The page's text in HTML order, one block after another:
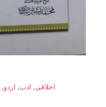
اخلاقی, ادب, اردو,